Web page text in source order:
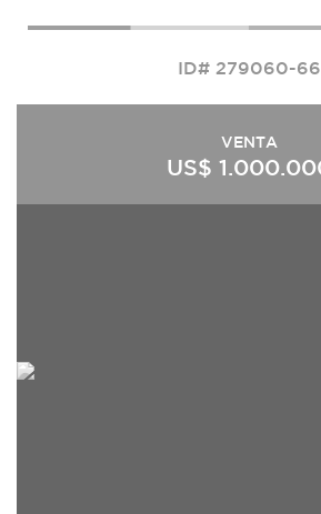
ID# 279060-66
VENTA
US$